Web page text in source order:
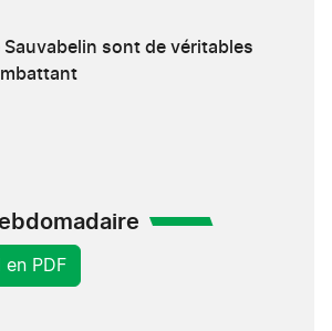
Sauvabelin sont de véritables
PDF